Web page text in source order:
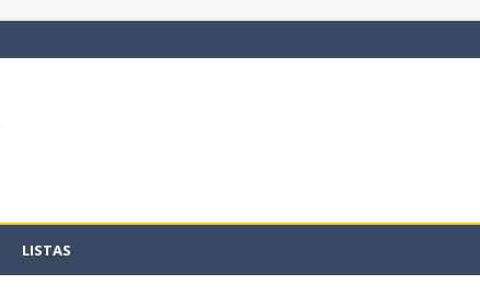
LISTAS